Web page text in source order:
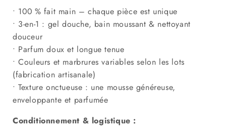
• 100 % fait main – chaque pièce est unique
• 3-en-1 : gel douche, bain moussant & nettoyant
douceur
• Parfum doux et longue tenue
• Couleurs et marbrures variables selon les lots
(fabrication artisanale)
• Texture onctueuse : une mousse généreuse,
enveloppante et parfumée
Conditionnement & logistique :